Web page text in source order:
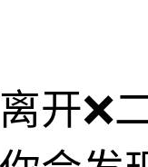
开❌